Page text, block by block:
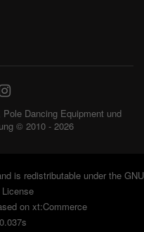
Dancing Equipment und
© 2010 - 2026
is redistributable under the GNU
on xt:Commerce